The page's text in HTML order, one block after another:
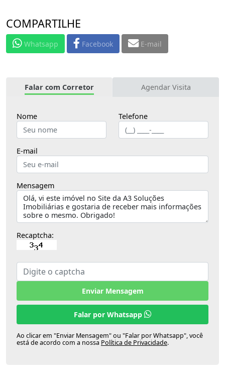
COMPARTILHE
Whatsapp Facebook E-mail
Falar com Corretor Agendar Visita
Nome Telefone
E-mail
Mensagem
Recaptcha:
Enviar Mensagem
Falar por Whatsapp
Ao clicar em "Enviar Mensagem" ou "Falar por Whatsapp", você
está de acordo com a nossa Política de Privacidade.